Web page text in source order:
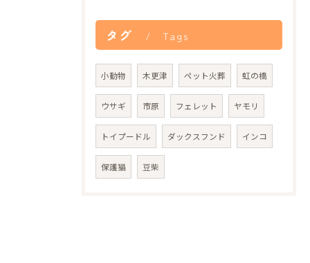
タグ Tags
小動物 木更津 ペット火葬 虹の橋
ウサギ 市原 フェレット ヤモリ
トイプードル ダックスフンド インコ
保護猫 豆柴